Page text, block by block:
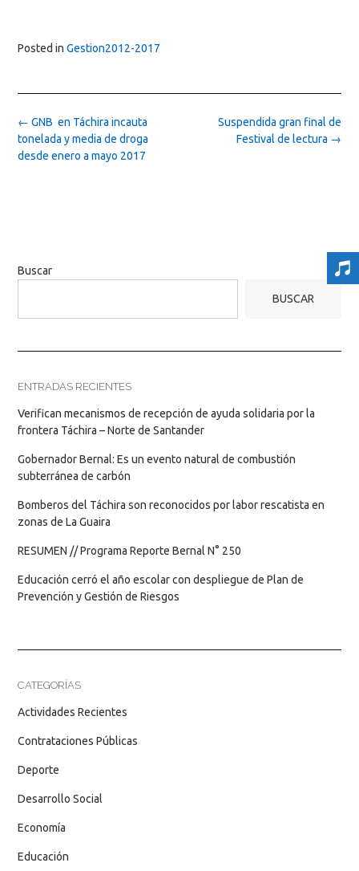
Posted in Gestion2012-2017
Post
navigation
Suspendida gran final de
Festival de lectura →
← GNB en Táchira incauta
tonelada y media de droga
desde enero a mayo 2017
Buscar
BUSCAR
ENTRADAS RECIENTES
Verifican mecanismos de recepción de ayuda solidaria por la
frontera Táchira – Norte de Santander
Gobernador Bernal: Es un evento natural de combustión
subterránea de carbón
Bomberos del Táchira son reconocidos por labor rescatista en
zonas de La Guaira
RESUMEN // Programa Reporte Bernal N° 250
Educación cerró el año escolar con despliegue de Plan de
Prevención y Gestión de Riesgos
CATEGORÍAS
Actividades Recientes
Contrataciones Públicas
Deporte
Desarrollo Social
Economía
Educación